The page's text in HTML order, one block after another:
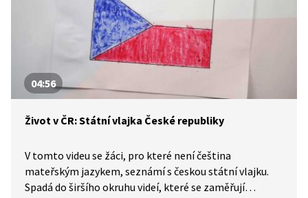
04:56
Život v ČR: Státní vlajka České republiky
V tomto videu se žáci, pro které není čeština
mateřským jazykem, seznámí s českou státní vlajku.
Spadá do širšího okruhu videí, které se zaměřují